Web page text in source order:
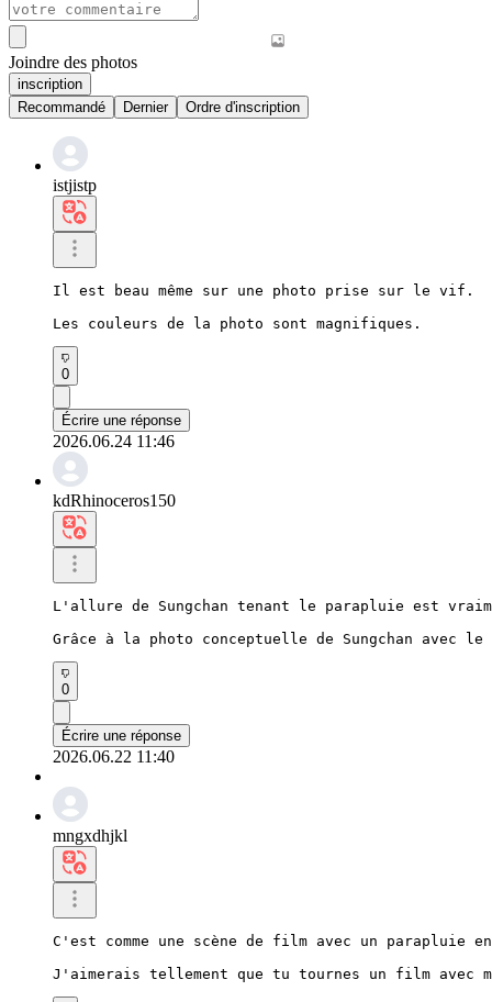
Joindre des photos
inscription
Recommandé
Dernier Ordre d'inscription
istjistp
Il est beau même sur une photo prise sur le vif.
Les couleurs de la photo sont magnifiques.
0
Écrire une réponse
2026.06.24 11:46
kdRhinoceros150
L'allure de Sungchan tenant le parapluie est
Grâce à la photo conceptuelle de Sungchan avec
0
Écrire une réponse
2026.06.22 11:40
mngxdhjkl
C'est comme une scène de film avec un parapluie
J'aimerais tellement que tu tournes un film avec